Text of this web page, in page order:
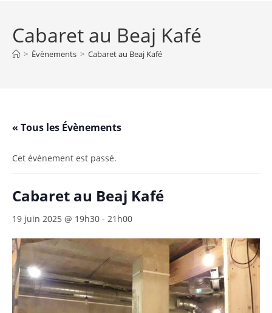
Cabaret au Beaj Kafé
> Évènements > Cabaret au Beaj Kafé
« Tous les Évènements
Cet évènement est passé.
Cabaret au Beaj Kafé
19 juin 2025 @ 19h30 - 21h00